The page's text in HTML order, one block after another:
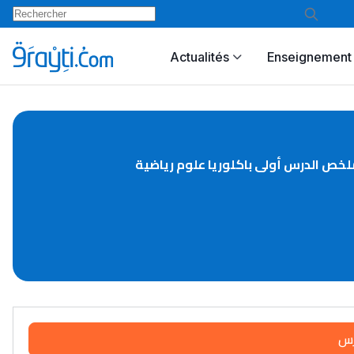
Actualités
الدرس أولى باكلوريا علوم رياضية